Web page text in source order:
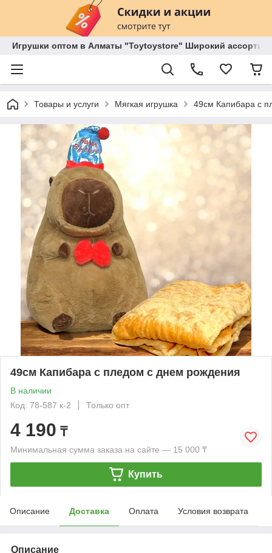
Игрушки оптом в Алматы "Toytoystore" Широкий
Товары и услуги Мягкая игрушка 49см Капибара с
49см Капибара с пледом с днем рождения
В наличии
Код: 78-587 к-2
Только опт
4 190 ₸
Минимальная сумма заказа на сайте — 15 000 ₸
Купить
Описание Доставка Оплата Условия возврата
Описание